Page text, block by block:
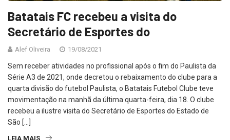
Batatais FC recebeu a visita do
Secretário de Esportes do
Alef Oliveira 19/08/2021
Sem receber atividades no profissional após o fim do Paulista da
Série A3 de 2021, onde decretou o rebaixamento do clube para a
quarta divisão do futebol Paulista, o Batatais Futebol Clube teve
movimentação na manhã da última quarta-feira, dia 18. O clube
recebeu a ilustre visita do Secretário de Esportes do Estado de
São […]